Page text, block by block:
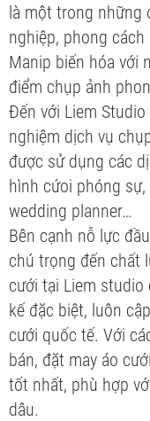
là một trong những
nghiệp, phong
Manip biến hóa với
điểm chụp ảnh
Đến với Liem
nghiệm dịch vụ
được sử dụng các
hình cứoi phóng
wedding planner…
Bên cạnh nỗ lực
chú trọng đến chất
cưới tại Liem studio
kế đặc biệt, luôn
cưới quốc tế. Với
bán, đặt may áo
tốt nhất, phù hợp
dâu.